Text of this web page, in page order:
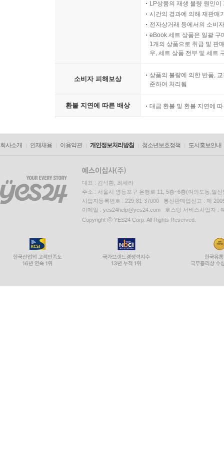
LP상품의 재생 불량 원인
시간의 경과에 의해 재판매
전자상거래 등에서의 소비
eBook 세트 상품은 일괄 구
1개의 상품으로 취급 및 판
우, 세트 상품 전부 및 세트
소비자 피해보상
상품의 불량에 의한 반품,
준하여 처리됨
환불 지연에 따른 배상 대금 환불 및 환불 지연에
회사소개 인재채용 이용약관 개인정보처리방침 청소년보호정책 도서홍보안내
대표 : 김석환, 최세라
주소 : 서울시 영등포구 은행로 11, 5층~6층(여의도동,일신
사업자등록번호 : 229-81-37000 통신판매업신고 : 제
이메일 : yes24help@yes24.com 호스팅 서비스사업자 :
Copyright ⓒ YES24 Corp. All Rights Reserved.